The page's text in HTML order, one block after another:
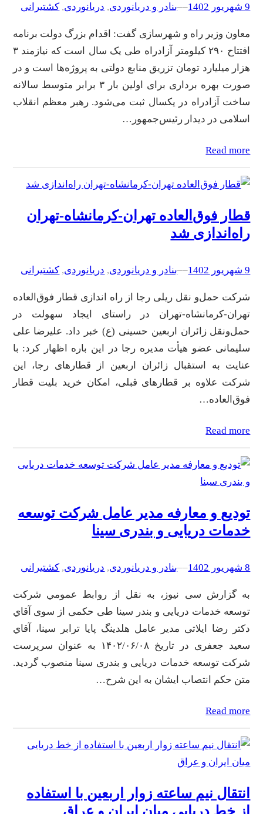
9 شهریور 1402 –
–بنادر و دریانوردی, دریانوردی, کشتیرانی
معاون وزیر راه و شهرسازی گفت: اقدام بزرگ دولت برنامه
افتتاح ۲۹۰ کیلومتر آزادراه طی یک سال است که نیازمند ۳
هزار میلیارد تومان تزریق منابع دولتی به پروژه‌ها است و در
صورت بهره برداری برای اولین بار ۳ برابر متوسط سالانه
ساخت آزادراه در یکسال ثبت می‌شود. رهبر معظم انقلاب
اسلامی در دیدار رئیس‌جمهور…
Read more
قطار فوق‌العاده تهران-کرمانشاه-تهران
راه‌اندازی شد
9 شهریور 1402 –
–بنادر و دریانوردی, دریانوردی, کشتیرانی
شرکت حمل‌و نقل ریلی رجا از راه اندازی قطار فوق‌العاده
تهران-کرمانشاه-تهران در راستای ایجاد سهولت در
حمل‌و‌نقل زائران اربعین حسینی (ع) خبر داد. علیرضا علی
سلیمانی عضو هیأت مدیره رجا در این باره اظهار کرد: با
عنایت به استقبال زائران اربعین از قطارهای رجا، این
شرکت علاوه بر قطارهای قبلی، امکان خرید بلیت قطار
فوق‌العاده…
Read more
تودیع و معارفه مدیر عامل شرکت توسعه
خدمات دریایی و بندری سینا
8 شهریور 1402 –
–بنادر و دریانوردی, دریانوردی, کشتیرانی
به گزارش سی نیوز، به نقل از روابط عمومي شرکت
توسعه خدمات دریایی و بندر سینا طی حکمی از سوی آقاي
دكتر رضا ایلاتی مدیر عامل هلدینگ پایا ترابر سینا، آقاي
سعید جعفری در تاریخ ۱۴۰۲/۰۶/۰۸ به عنوان سرپرست
شرکت توسعه خدمات دریایی و بندری سینا منصوب گردید.
متن حکم انتصاب ایشان به این شرح…
Read more
انتقال نیم ساعته زوار اربعین با استفاده